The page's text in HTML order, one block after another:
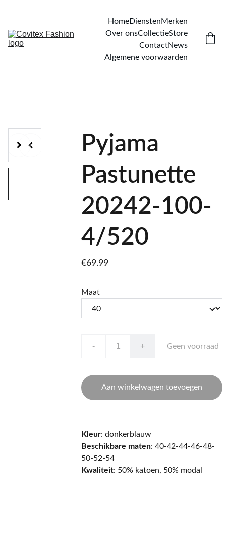
HomeDienstenMerken
Over onsCollectieStore
ContactNews
Algemene voorwaarden
Pyjama
Pastunette
20242-100-
4/520
€69.99
Maat
- + Geen voorraad
Aan winkelwagen toevoegen
Kleur: donkerblauw
Beschikbare maten: 40-42-44-46-48-
50-52-54
Kwaliteit: 50% katoen, 50% modal